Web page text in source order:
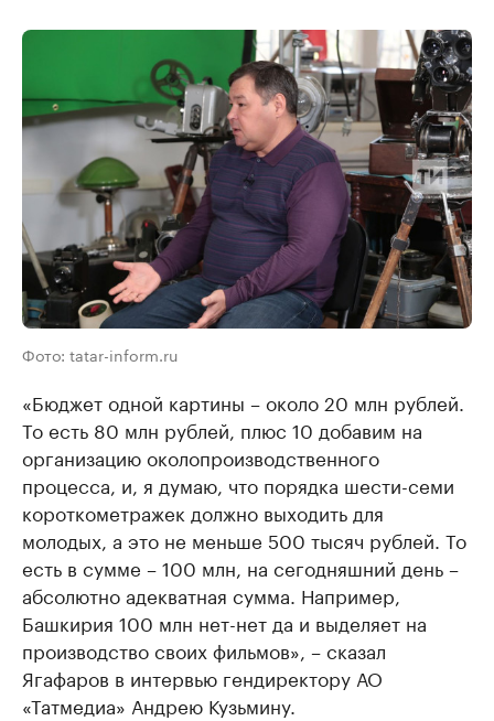
Фото: tatar-inform.ru
«Бюджет одной картины – около 20 млн рублей.
То есть 80 млн рублей, плюс 10 добавим на
организацию околопроизводственного
процесса, и, я думаю, что порядка шести-семи
короткометражек должно выходить для
молодых, а это не меньше 500 тысяч рублей. То
есть в сумме – 100 млн, на сегодняшний день –
абсолютно адекватная сумма. Например,
Башкирия 100 млн нет-нет да и выделяет на
производство своих фильмов», – сказал
Ягафаров в интервью гендиректору АО
«Татмедиа» Андрею Кузьмину.